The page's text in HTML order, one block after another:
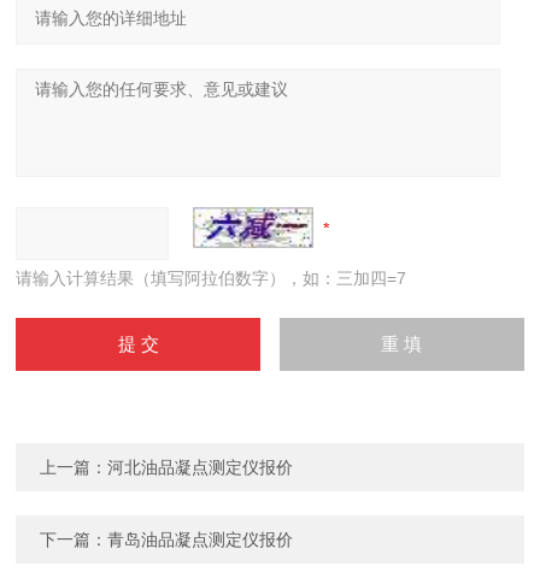
请输入计算结果（填写阿拉伯数字），如：三加四=7
上一篇：河北油品凝点测定仪报价
下一篇：青岛油品凝点测定仪报价